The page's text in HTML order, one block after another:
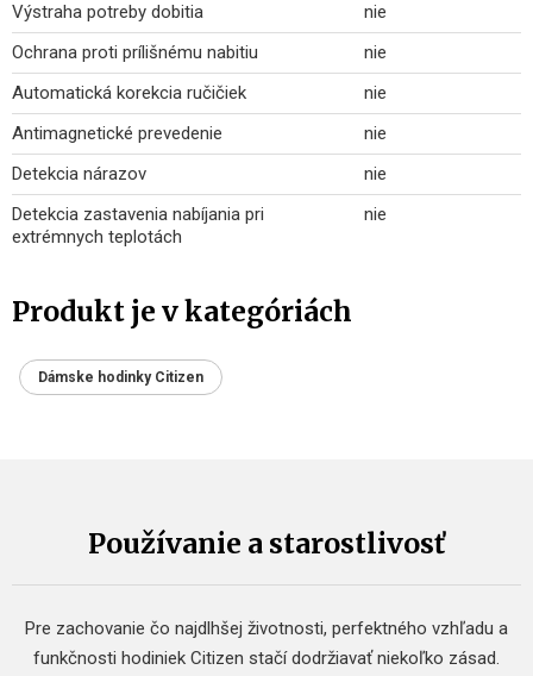
Výstraha potreby dobitia
nie
Ochrana proti prílišnému nabitiu
nie
Automatická korekcia ručičiek
nie
Antimagnetické prevedenie
nie
Detekcia nárazov
nie
Detekcia zastavenia nabíjania pri
extrémnych teplotách
nie
Produkt je v kategóriách
Dámske hodinky Citizen
Používanie a starostlivosť
Pre zachovanie čo najdlhšej životnosti, perfektného vzhľadu a
funkčnosti hodiniek Citizen stačí dodržiavať niekoľko zásad.